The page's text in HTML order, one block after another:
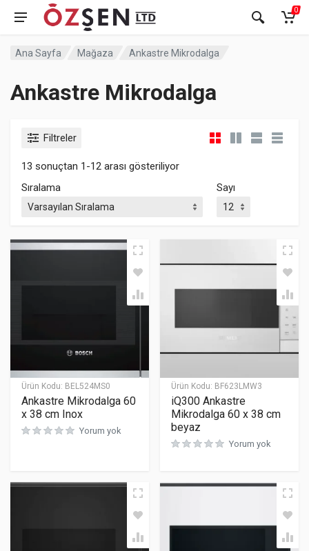
0
Ana Sayfa Mağaza Ankastre Mikrodalga
Ankastre Mikrodalga
Filtreler
13 sonuçtan 1-12 arası gösteriliyor
Sıralama
Sayı
Ürün Kodu: BEL524MS0
Ankastre Mikrodalga 60
x 38 cm Inox
Yorum yok
Ürün Kodu: BF623LMW3
iQ300 Ankastre
Mikrodalga 60 x 38 cm
beyaz
Yorum yok